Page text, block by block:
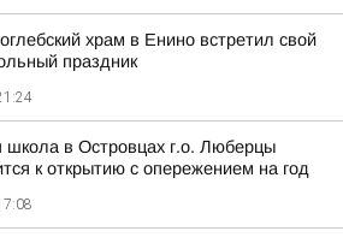
храм в Енино встретил свой
праздник
школа в Островцах г.о. Люберцы
к открытию с опережением на год